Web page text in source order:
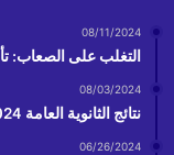
08/11/2024
التغلب على الصعاب:
08/03/2024
نتائج الثانوية العامة 2024: انتظار مشوق ونسب نجاح مشجعة
06/26/2024